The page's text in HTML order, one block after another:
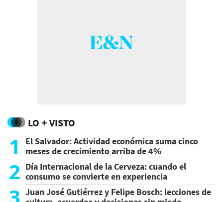
LO + VISTO
1
El Salvador: Actividad económica suma cinco
meses de crecimiento arriba de 4%
2 Día Internacional de la Cerveza: cuando el
consumo se convierte en experiencia
Juan José Gutiérrez y Felipe Bosch: lecciones de